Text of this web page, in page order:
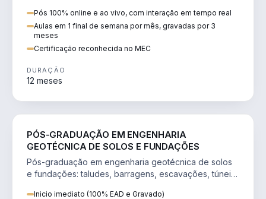
Pós 100% online e ao vivo, com interação em tempo real
Aulas em 1 final de semana por mês, gravadas por 3
meses
Certificação reconhecida no MEC
DURAÇÃO
12 meses
PÓS-GRADUAÇÃO EM ENGENHARIA
GEOTÉCNICA DE SOLOS E FUNDAÇÕES
Pós-graduação em engenharia geotécnica de solos
e fundações: taludes, barragens, escavações, túneis
Inicio imediato (100% EAD e Gravado)